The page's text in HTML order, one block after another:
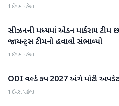
1 દિવસ પહેલા
રમતગમત
સીઝનની મધ્યમાં એડન માર્કરામ
જાયન્ટ્સ ટીમનો હવાલો સંભાળ્યો
1 દિવસ પહેલા
રમતગમત
ODI વર્લ્ડ કપ 2027 અંગે મોટી
1 દિવસ પહેલા